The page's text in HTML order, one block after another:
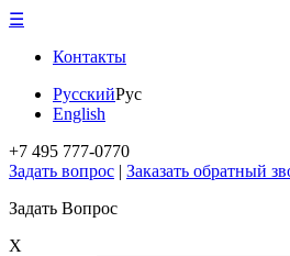
☰
Контакты
РусскийРус
English
+7 495 777-0770
Задать вопрос | Заказать обратный
Задать Вопрос
X